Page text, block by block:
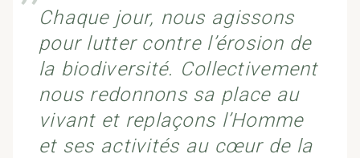
Chaque jour, nous agissons
pour lutter contre l’érosion de
la biodiversité. Collectivement
nous redonnons sa place au
vivant et replaçons l’Homme
et ses activités au cœur de la
’’